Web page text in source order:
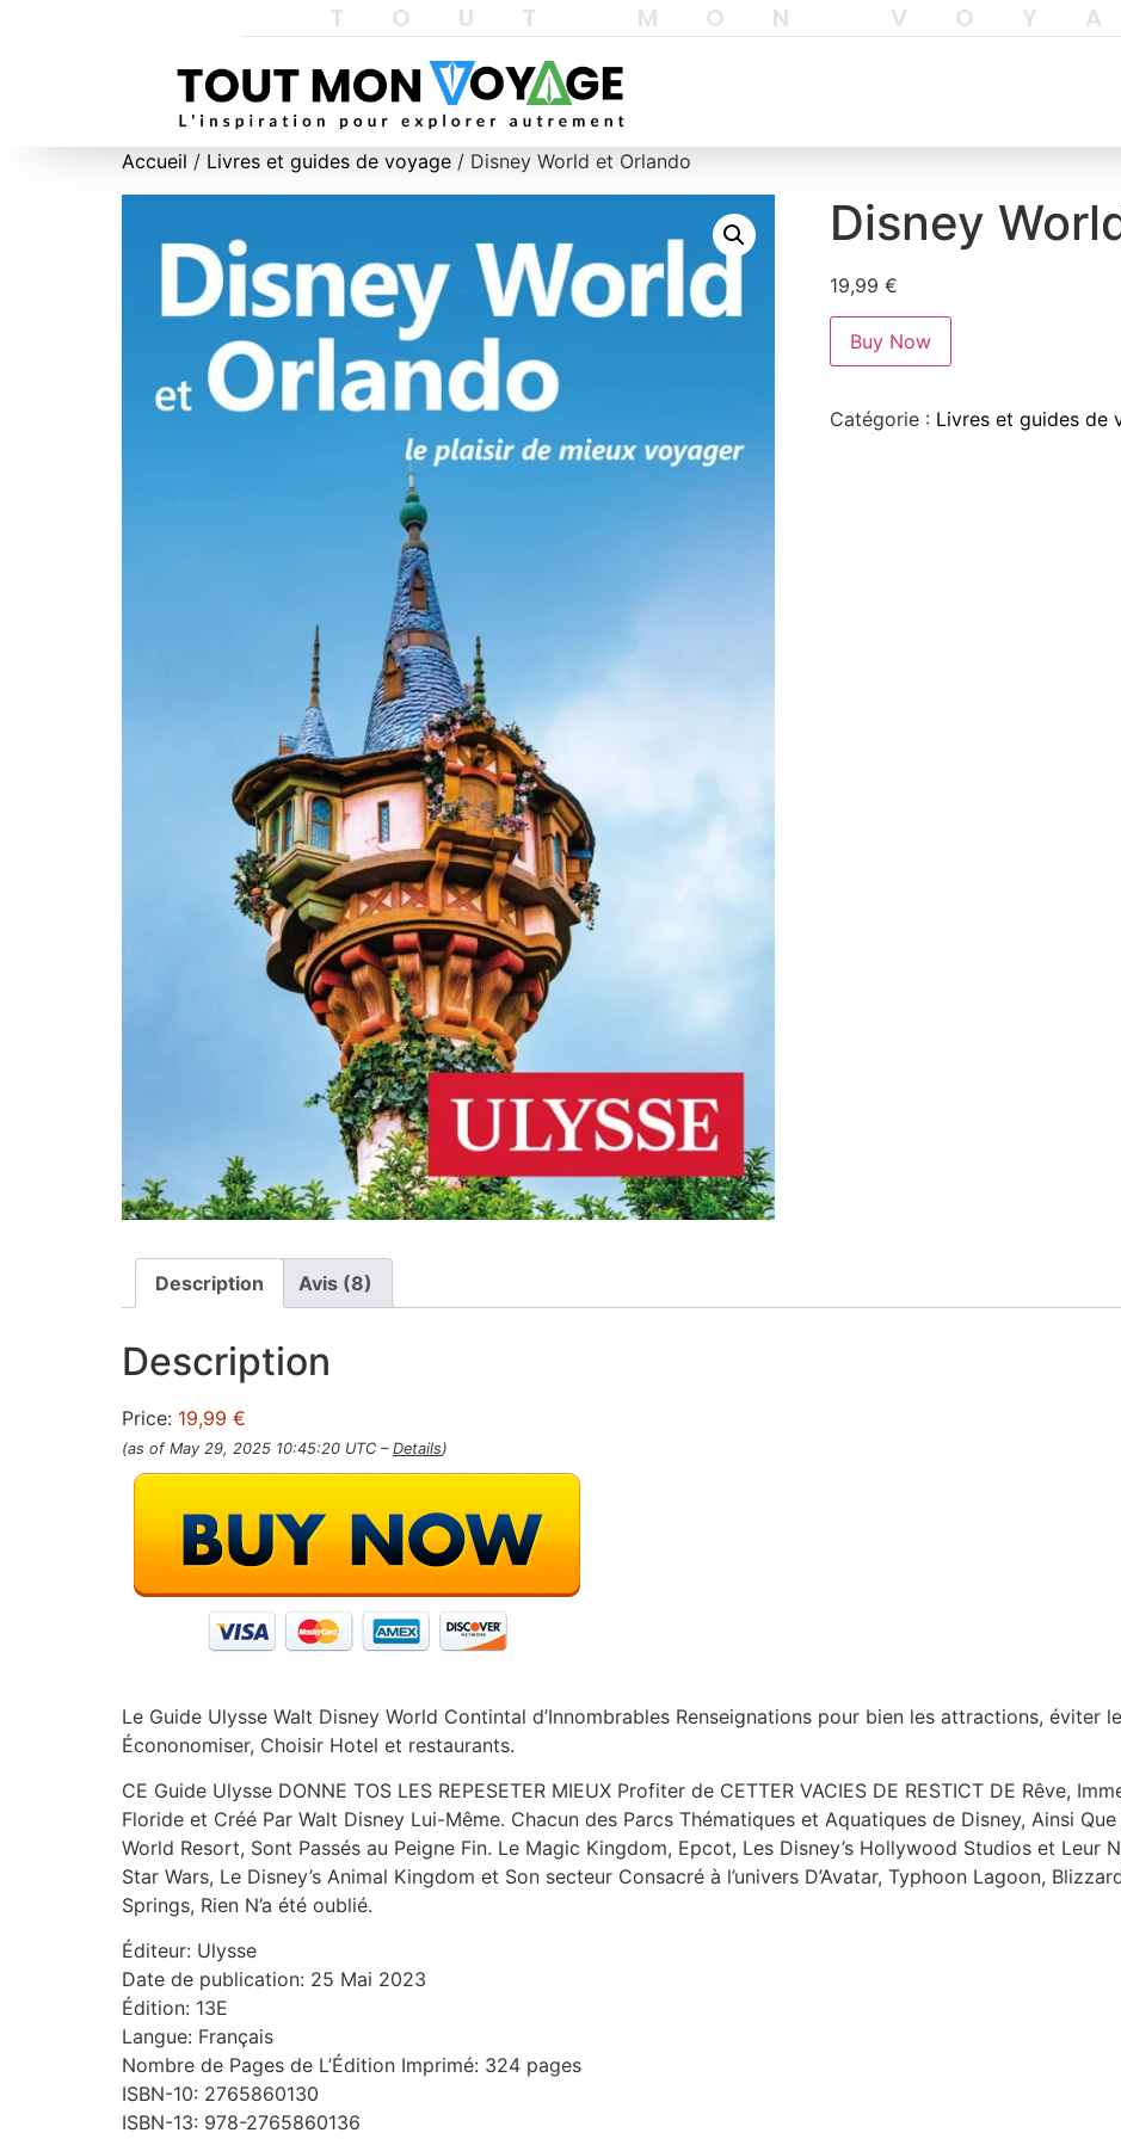
TOUT MON
Accueil / Livres et guides de voyage / Disney World et Orlando
Disney
19,99 €
Buy Now
Catégorie : Livres et guides de
Description Avis (8)
Description
Price: 19,99 €
(as of May 29, 2025 10:45:20 UTC – Details)
Le Guide Ulysse Walt Disney World Contintal d’Innombrables Renseignations pour bien les attractions, éviter
Écononomiser, Choisir Hotel et restaurants.
CE Guide Ulysse DONNE TOS LES REPESETER MIEUX Profiter de CETTER VACIES DE RESTICT DE Rêve,
Floride et Créé Par Walt Disney Lui-Même. Chacun des Parcs Thématiques et Aquatiques de Disney, Ainsi
World Resort, Sont Passés au Peigne Fin. Le Magic Kingdom, Epcot, Les Disney’s Hollywood Studios et Leur
Star Wars, Le Disney’s Animal Kingdom et Son secteur Consacré à l’univers D’Avatar, Typhoon Lagoon,
Springs, Rien N’a été oublié.
Éditeur: Ulysse
Date de publication: 25 Mai 2023
Édition: 13E
Langue: Français
Nombre de Pages de L’Édition Imprimé: 324 pages
ISBN-10: 2765860130
ISBN-13: 978-2765860136